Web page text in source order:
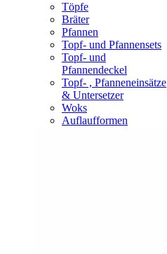
Töpfe
Bräter
Pfannen
Topf- und Pfannensets
Topf- und
Pfannendeckel
Topf- , Pfanneneinsätze
& Untersetzer
Woks
Auflaufformen